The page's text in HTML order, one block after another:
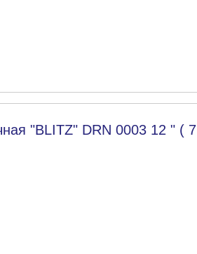
"BLITZ" DRN 0003 12 " ( 7